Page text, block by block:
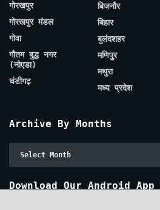
गोरखपुर
गोरखपुर मंडल
गोवा
गौतम बुद्ध नगर
(नोएडा)
चंडीगढ़
बिजनौर
बिहार
बुलंदशहर
मणिपुर
मथुरा
मध्य प्रदेश
Archive By Months
Download Our Android App